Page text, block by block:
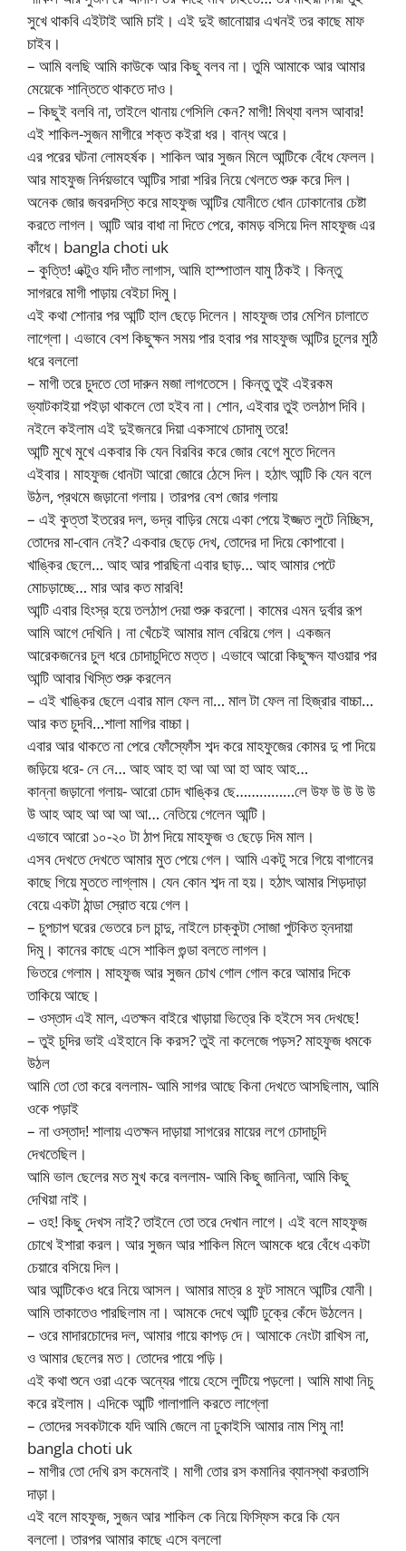
সুখে থাকবি এইটাই আমি চাই। এই দুই জানোয়ার এখনই তর কাছে মাফ
চাইব।
– আমি বলছি আমি কাউকে আর কিছু বলব না। তুমি আমাকে আর আমার
মেয়েকে শান্তিতে থাকতে দাও।
– কিছুই বলবি না, তাইলে থানায় গেসিলি কেন? মাগী! মিথ্যা বলস আবার!
এই শাকিল-সুজন মাগীরে শক্ত কইরা ধর। বান্ধ অরে।
এর পরের ঘটনা লোমহর্ষক। শাকিল আর সুজন মিলে আন্টিকে বেঁধে ফেলল।
আর মাহফুজ নির্দয়ভাবে আন্টির সারা শরির নিয়ে খেলতে শুরু করে দিল।
অনেক জোর জবরদস্তি করে মাহফুজ আন্টির যোনীতে ধোন ঢোকানোর চেষ্টা
করতে লাগল। আন্টি আর বাধা না দিতে পেরে, কামড় বসিয়ে দিল মাহফুজ এর
কাঁধে। bangla choti uk
– কুত্তি! এক্টুও যদি দাঁত লাগাস, আমি হাস্পাতাল যামু ঠিকই। কিন্তু
সাগররে মাগী পাড়ায় বেইচা দিমু।
এই কথা শোনার পর আন্টি হাল ছেড়ে দিলেন। মাহফুজ তার মেশিন চালাতে
লাগ্লো। এভাবে বেশ কিছুক্ষন সময় পার হবার পর মাহফুজ আন্টির চুলের মুঠি
ধরে বললো
– মাগী তরে চুদতে তো দারুন মজা লাগতেসে। কিন্তু তুই এইরকম
ভ্যাটকাইয়া পইড়া থাকলে তো হইব না। শোন, এইবার তুই তলঠাপ দিবি।
নইলে কইলাম এই দুইজনরে দিয়া একসাথে চোদামু তরে!
আন্টি মুখে মুখে একবার কি যেন বিরবির করে জোর বেগে মুতে দিলেন
এইবার। মাহফুজ ধোনটা আরো জোরে ঠেসে দিল। হঠাৎ আন্টি কি যেন বলে
উঠল, প্রথমে জড়ানো গলায়। তারপর বেশ জোর গলায়
– এই কুত্তা ইতরের দল, ভদ্র বাড়ির মেয়ে একা পেয়ে ইজ্জত লুটে নিচ্ছিস,
তোদের মা-বোন নেই? একবার ছেড়ে দেখ, তোদের দা দিয়ে কোপাবো।
খাঙ্কির ছেলে… আহ আর পারছিনা এবার ছাড়… আহ আমার পেটে
মোচড়াচ্ছে… মার আর কত মারবি!
আন্টি এবার হিংস্র হয়ে তলঠাপ দেয়া শুরু করলো। কামের এমন দুর্বার রূপ
আমি আগে দেখিনি। না খেঁচেই আমার মাল বেরিয়ে গেল। একজন
আরেকজনের চুল ধরে চোদাচুদিতে মত্ত। এভাবে আরো কিছুক্ষন যাওয়ার পর
আন্টি আবার খিস্তি শুরু করলেন
– এই খাঙ্কির ছেলে এবার মাল ফেল না… মাল টা ফেল না হিজ্রার বাচ্চা…
আর কত চুদবি…শালা মাগির বাচ্চা।
এবার আর থাকতে না পেরে ফোঁস্ফোঁস শব্দ করে মাহফুজের কোমর দু পা দিয়ে
জড়িয়ে ধরে- নে নে… আহ আহ হা আ আ আ হা আহ আহ…
কান্না জড়ানো গলায়- আরো চোদ খাঙ্কির ছে……………লে উফ উ উ উ উ
উ আহ আহ আ আ আ আ… নেতিয়ে গেলেন আন্টি।
এভাবে আরো ১০-২০ টা ঠাপ দিয়ে মাহফুজ ও ছেড়ে দিম মাল।
এসব দেখতে দেখতে আমার মুত পেয়ে গেল। আমি একটু সরে গিয়ে বাগানের
কাছে গিয়ে মুততে লাগ্লাম। যেন কোন শব্দ না হয়। হঠাৎ আমার শিড়দাড়া
বেয়ে একটা ঠান্ডা স্রোত বয়ে গেল।
– চুপচাপ ঘরের ভেতরে চল চান্দু, নাইলে চাক্কুটা সোজা পুটকিত হ্নদায়া
দিমু। কানের কাছে এসে শাকিল গুন্ডা বলতে লাগল।
ভিতরে গেলাম। মাহফুজ আর সুজন চোখ গোল গোল করে আমার দিকে
তাকিয়ে আছে।
– ওস্তাদ এই মাল, এতক্ষন বাইরে খাড়ায়া ভিত্রে কি হইসে সব দেখছে!
– তুই চুদির ভাই এইহানে কি করস? তুই না কলেজে পড়স? মাহফুজ ধমকে
উঠল
আমি তো তো করে বললাম- আমি সাগর আছে কিনা দেখতে আসছিলাম, আমি
ওকে পড়াই
– না ওস্তাদ! শালায় এতক্ষন দাড়ায়া সাগরের মায়ের লগে চোদাচুদি
দেখতেছিল।
আমি ভাল ছেলের মত মুখ করে বললাম- আমি কিছু জানিনা, আমি কিছু
দেখিয়া নাই।
– ওহ! কিছু দেখস নাই? তাইলে তো তরে দেখান লাগে। এই বলে মাহফুজ
চোখে ইশারা করল। আর সুজন আর শাকিল মিলে আমকে ধরে বেঁধে একটা
চেয়ারে বসিয়ে দিল।
আর আন্টিকেও ধরে নিয়ে আসল। আমার মাত্র ৪ ফুট সামনে আন্টির যোনী।
আমি তাকাতেও পারছিলাম না। আমকে দেখে আন্টি ঢুক্রে কেঁদে উঠলেন।
– ওরে মাদারচোদের দল, আমার গায়ে কাপড় দে। আমাকে নেংটা রাখিস না,
ও আমার ছেলের মত। তোদের পায়ে পড়ি।
এই কথা শুনে ওরা একে অন্যের গায়ে হেসে লুটিয়ে পড়লো। আমি মাথা নিচু
করে রইলাম। এদিকে আন্টি গালাগালি করতে লাগ্লো
– তোদের সবকটাকে যদি আমি জেলে না ঢুকাইসি আমার নাম শিমু না!
bangla choti uk
– মাগীর তো দেখি রস কমেনাই। মাগী তোর রস কমানির ব্যানস্থা করতাসি
দাড়া।
এই বলে মাহফুজ, সুজন আর শাকিল কে নিয়ে ফিস্ফিস করে কি যেন
বললো। তারপর আমার কাছে এসে বললো